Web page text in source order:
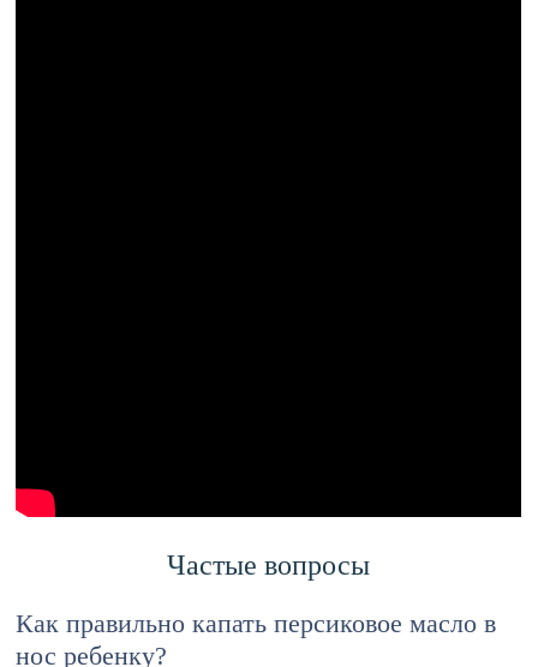
Частые вопросы
Как правильно капать персиковое масло в
нос ребенку?